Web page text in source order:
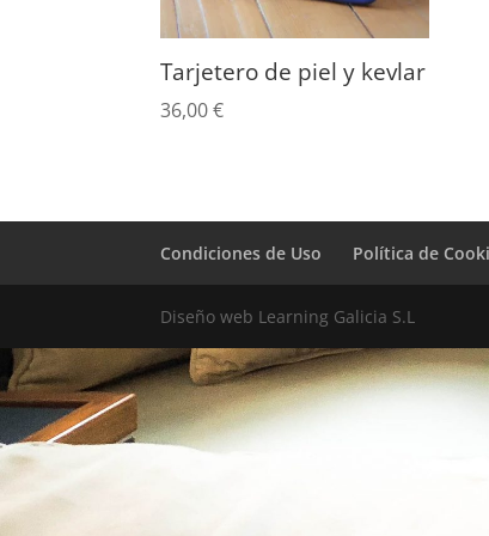
Tarjetero de piel y kevlar
36,00€
Condiciones de Uso Política de
Diseño web Learning Galicia S.L